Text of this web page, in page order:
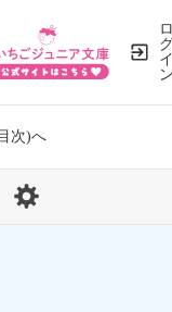
ロ
イ
ン
次)へ
/ 531